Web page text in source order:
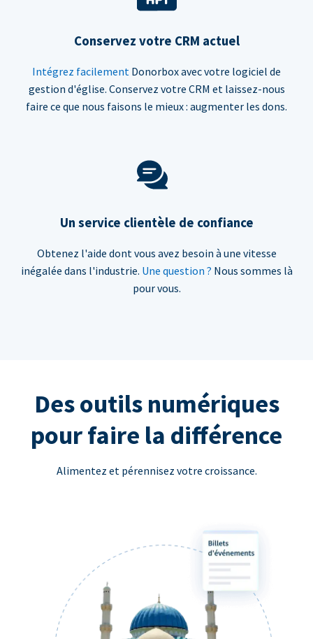
Conservez votre CRM actuel
Intégrez facilement Donorbox avec votre logiciel de
gestion d'église. Conservez votre CRM et laissez-nous
faire ce que nous faisons le mieux : augmenter les dons.
Un service clientèle de confiance
Obtenez l'aide dont vous avez besoin à une vitesse
inégalée dans l'industrie. Une question ? Nous sommes là
pour vous.
Des outils numériques
pour faire la différence
Alimentez et pérennisez votre croissance.